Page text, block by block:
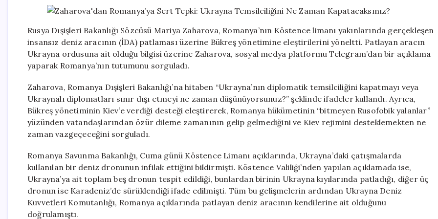
Ukrayna
Ne
Zaman
Rusya Dışişleri Bakanlığı Sözcüsü Mariya Zaharova, Romanya’nın Köstence limanı yakınlarında gerçekleşen
insansız deniz aracının (İDA) patlaması üzerine Bükreş yönetimine eleştirilerini yöneltti. Patlayan aracın
Ukrayna ordusuna ait olduğu bilgisi üzerine Zaharova, sosyal medya platformu Telegram’dan bir açıklama
yaparak Romanya’nın tutumunu sorguladı.
Zaharova, Romanya Dışişleri Bakanlığı’na hitaben “Ukrayna’nın diplomatik temsilciliğini kapatmayı veya
Ukraynalı diplomatları sınır dışı etmeyi ne zaman düşünüyorsunuz?” şeklinde ifadeler kullandı. Ayrıca,
Bükreş yönetiminin Kiev’e verdiği desteği eleştirerek, Romanya hükümetinin “bitmeyen Rusofobik yalanlar”
yüzünden vatandaşlarından özür dileme zamanının gelip gelmediğini ve Kiev rejimini desteklemekten ne
zaman vazgeçeceğini sorguladı.
Romanya Savunma Bakanlığı, Cuma günü Köstence Limanı açıklarında, Ukrayna’daki çatışmalarda
kullanılan bir deniz dronunun infilak ettiğini bildirmişti. Köstence Valiliği’nden yapılan açıklamada ise,
Ukrayna’ya ait toplam beş dronun tespit edildiği, bunlardan birinin Ukrayna kıyılarında patladığı, diğer üç
dronun ise Karadeniz’de sürüklendiği ifade edilmişti. Tüm bu gelişmelerin ardından Ukrayna Deniz
Kuvvetleri Komutanlığı, Romanya açıklarında patlayan deniz aracının kendilerine ait olduğunu
doğrulamıştı.